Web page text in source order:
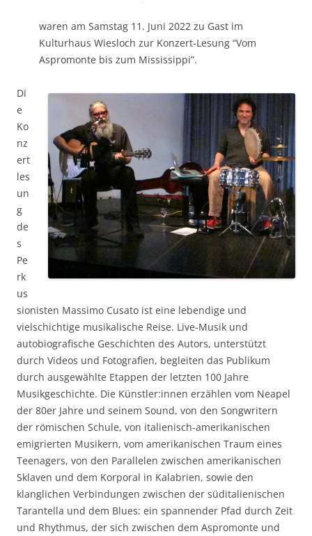
waren am Samstag 11. Juni 2022 zu Gast im
Kulturhaus Wiesloch zur Konzert-Lesung “Vom
Aspromonte bis zum Mississippi”.
Di
e
Ko
nz
ert
les
un
g
de
s
Pe
rk
us
sionisten Massimo Cusato ist eine lebendige und
vielschichtige musikalische Reise. Live-Musik und
autobiografische Geschichten des Autors, unterstützt
durch Videos und Fotografien, begleiten das Publikum
durch ausgewählte Etappen der letzten 100 Jahre
Musikgeschichte. Die Künstler:innen erzählen vom Neapel
der 80er Jahre und seinem Sound, von den Songwritern
der römischen Schule, von italienisch-amerikanischen
emigrierten Musikern, vom amerikanischen Traum eines
Teenagers, von den Parallelen zwischen amerikanischen
Sklaven und dem Korporal in Kalabrien, sowie den
klanglichen Verbindungen zwischen der süditalienischen
Tarantella und dem Blues: ein spannender Pfad durch Zeit
und Rhythmus, der sich zwischen dem Aspromonte und